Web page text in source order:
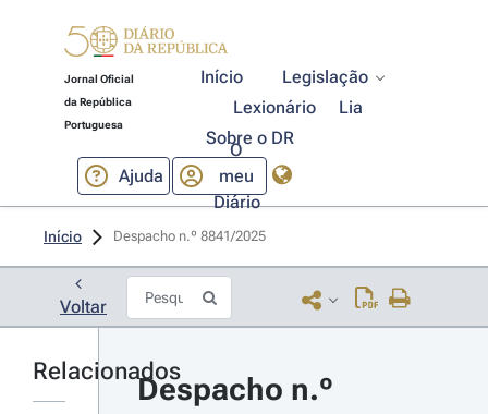
Jornal Oficial
da República
Portuguesa
Início
Legislação
Lexionário
Lia
Sobre o DR
Ajuda
O
meu
Diário
Início Despacho n.º 8841/2025
Voltar
Relacionados
Despacho n.º